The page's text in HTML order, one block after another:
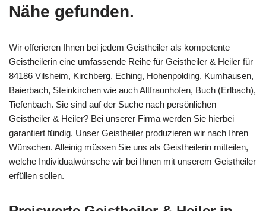
Nähe gefunden.
Wir offerieren Ihnen bei jedem Geistheiler als kompetente
Geistheilerin eine umfassende Reihe für Geistheiler & Heiler für
84186 Vilsheim, Kirchberg, Eching, Hohenpolding, Kumhausen,
Baierbach, Steinkirchen wie auch Altfraunhofen, Buch (Erlbach),
Tiefenbach. Sie sind auf der Suche nach persönlichen
Geistheiler & Heiler? Bei unserer Firma werden Sie hierbei
garantiert fündig. Unser Geistheiler produzieren wir nach Ihren
Wünschen. Alleinig müssen Sie uns als Geistheilerin mitteilen,
welche Individualwünsche wir bei Ihnen mit unserem Geistheiler
erfüllen sollen.